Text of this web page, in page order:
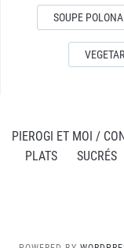
SOUPE
PIEROGI ET MOI /
PLATS
SUCRÉS